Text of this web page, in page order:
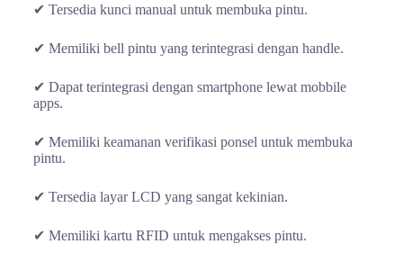
✔ Tersedia kunci manual untuk membuka pintu.
✔ Memiliki bell pintu yang terintegrasi dengan handle.
✔ Dapat terintegrasi dengan smartphone lewat mobbile
apps.
✔ Memiliki keamanan verifikasi ponsel untuk membuka
pintu.
✔ Tersedia layar LCD yang sangat kekinian.
✔ Memiliki kartu RFID untuk mengakses pintu.